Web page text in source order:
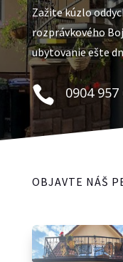
Zažite kúzlo
rozprávkového
ubytovanie ešte
 0904 957
OBJAVTE NÁŠ